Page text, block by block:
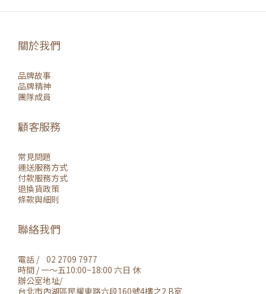
關於我們
品牌故事
品牌精神
團隊成員
顧客服務
常見問題
運送服務方式
付款服務方式
退換貨政策
條款與細則
聯絡我們
電話 / 02 2709 7977
時間 / 一～五10:00~18:00 六日 休
辦公室地址/
台北市內湖區民權東路六段160號4樓之2 B室